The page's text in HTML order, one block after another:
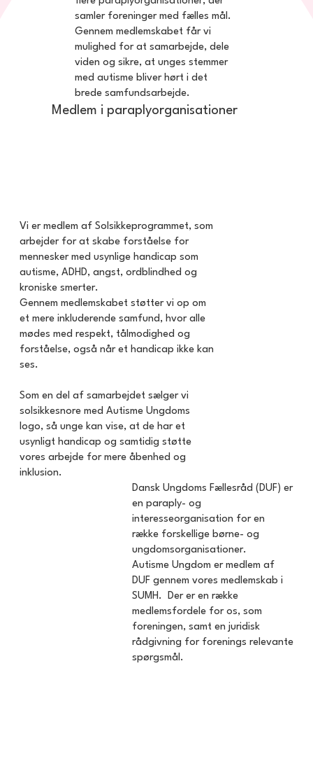
samler foreninger med fælles mål.
Gennem medlemskabet får vi
mulighed for at samarbejde, dele
viden og sikre, at unges stemmer
med autisme bliver hørt i det
brede samfundsarbejde.
Medlem i paraplyorganisationer
Vi er medlem af Solsikkeprogrammet, som
arbejder for at skabe forståelse for
mennesker med usynlige handicap som
autisme, ADHD, angst, ordblindhed og
kroniske smerter.
Gennem medlemskabet støtter vi op om
et mere inkluderende samfund, hvor alle
mødes med respekt, tålmodighed og
forståelse, også når et handicap ikke kan
ses.
Som en del af samarbejdet sælger vi
solsikkesnore med Autisme Ungdoms
logo, så unge kan vise, at de har et
usynligt handicap og samtidig støtte
vores arbejde for mere åbenhed og
inklusion.
Dansk Ungdoms Fællesråd (DUF) er
en paraply- og
interesseorganisation for en
række forskellige børne- og
ungdomsorganisationer.
Autisme Ungdom er medlem af
DUF gennem vores medlemskab i
SUMH. Der er en række
medlemsfordele for os, som
foreningen, samt en juridisk
rådgivning for forenings relevante
spørgsmål.